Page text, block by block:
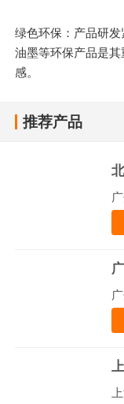
绿色环保：产品研
油墨等环保产品是
感。
推荐产品